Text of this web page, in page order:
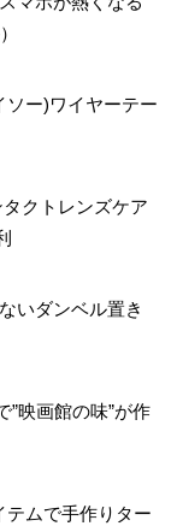
ソー)ワイヤーテー
タクトレンズケア
いダンベル置き
”映画館の味”が作
テムで手作りター